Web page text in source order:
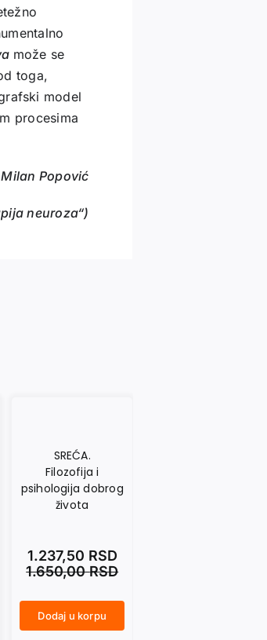
može se
toga,
model
procesima
Milan Popović
neuroza“)
SREĆA.
Filozofija i
psihologija dobrog
života
1.650,00RSD
1.237,50 RSD
Dodaj u korpu